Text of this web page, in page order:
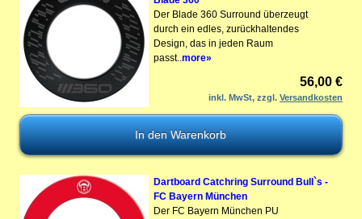
Der Blade 360 Surround überzeugt
durch ein edles, zurückhaltendes
Design, das in jeden Raum
passt..more»
56,00 €
inkl. MwSt, zzgl.Versandkosten
Dartboard Catchring Surround Bull`s -
FC Bayern München
Der FC Bayern München PU